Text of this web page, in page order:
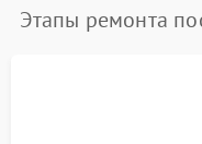
Этапы ремонта